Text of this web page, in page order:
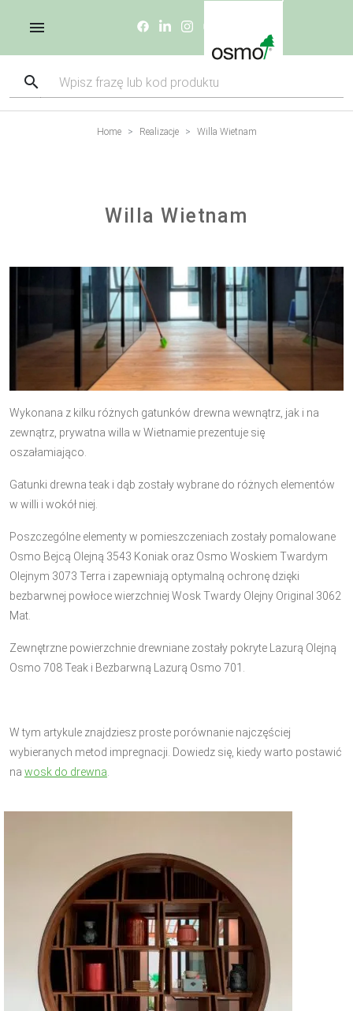
Home Realizacje Willa Wietnam
Willa Wietnam
Wykonana z kilku różnych gatunków drewna wewnątrz, jak i na
zewnątrz, prywatna willa w Wietnamie prezentuje się
oszałamiająco.
Gatunki drewna teak i dąb zostały wybrane do różnych elementów
w willi i wokół niej.
Poszczególne elementy w pomieszczeniach zostały pomalowane
Osmo Bejcą Olejną 3543 Koniak oraz Osmo Woskiem Twardym
Olejnym 3073 Terra i zapewniają optymalną ochronę dzięki
bezbarwnej powłoce wierzchniej Wosk Twardy Olejny Original 3062
Mat.
Zewnętrzne powierzchnie drewniane zostały pokryte Lazurą Olejną
Osmo 708 Teak i Bezbarwną Lazurą Osmo 701.
W tym artykule znajdziesz proste porównanie najczęściej
wybieranych metod impregnacji. Dowiedz się, kiedy warto postawić
na wosk do drewna